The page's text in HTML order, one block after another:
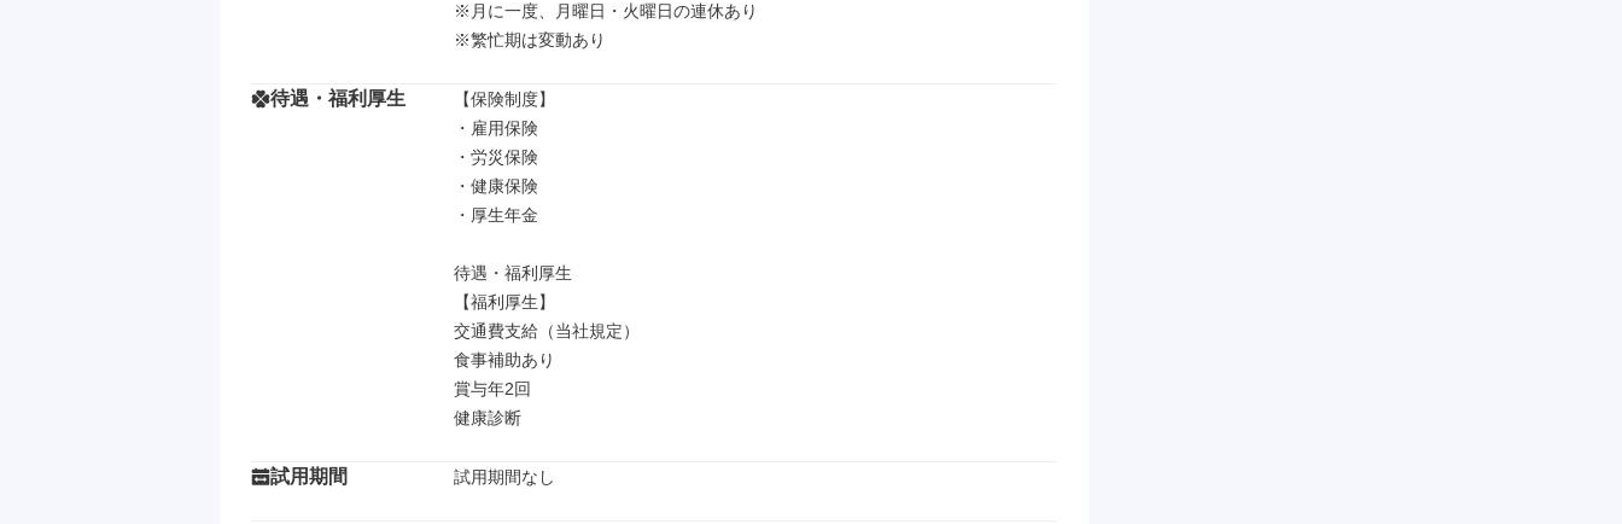
※月に一度、月曜日・火曜日の連休あり
※繁忙期は変動あり
待遇・福利厚生
【保険制度】
・雇用保険
・労災保険
・健康保険
・厚生年金
待遇・福利厚生
【福利厚生】
交通費支給（当社規定）
食事補助あり
賞与年2回
健康診断
試用期間 試用期間なし